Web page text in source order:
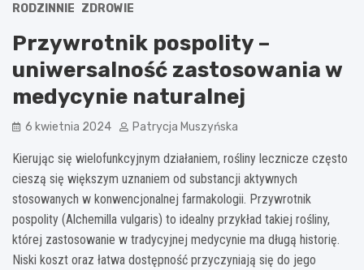
RODZINNIE ZDROWIE
Przywrotnik pospolity –
uniwersalność zastosowania w
medycynie naturalnej
6 kwietnia 2024 Patrycja Muszyńska
Kierując się wielofunkcyjnym działaniem, rośliny lecznicze często
cieszą się większym uznaniem od substancji aktywnych
stosowanych w konwencjonalnej farmakologii. Przywrotnik
pospolity (Alchemilla vulgaris) to idealny przykład takiej rośliny,
której zastosowanie w tradycyjnej medycynie ma długą historię.
Niski koszt oraz łatwa dostępność przyczyniają się do jego